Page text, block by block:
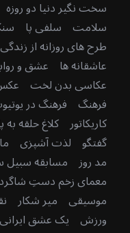
سخت نگیر دنیا دو روزه
سلامت سلفی پا
طرح های روزانه از
عاشقانه ها عشق و
عکاسی بدن لخت
فرهنگ فرهنگ در
کاریکاتور کلاغ حلقه به
گفتگو لذت آشپزی
مد روز مسابقه
معمای زخم دستِ
موسیقی میر شکار
ورزش یک عشق ایرانی